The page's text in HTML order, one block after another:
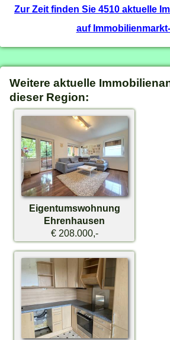
Zur Zeit finden Sie 4510 aktuelle
auf
Weitere aktuelle
dieser Region:
Eigentumswohnung
Ehrenhausen
€ 208.000,-